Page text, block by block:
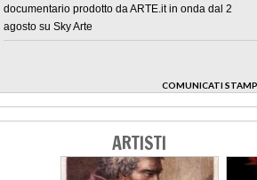
documentario prodotto da ARTE.it in onda dal 2
agosto su Sky Arte
COMUNICATI
>
ARTISTI